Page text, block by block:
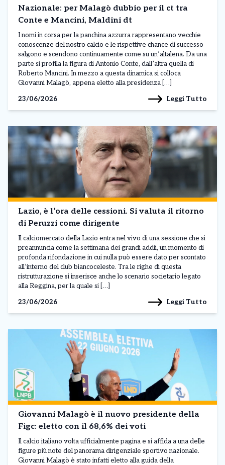
Nazionale: per Malagò dubbio per il ct tra
Conte e Mancini, Maldini dt
I nomi in corsa per la panchina azzurra rappresentano vecchie
conoscenze del nostro calcio e le rispettive chance di successo
salgono e scendono continuamente come su un’altalena. Da una
parte si profila la figura di Antonio Conte, dall’altra quella di
Roberto Mancini. In mezzo a questa dinamica si colloca
Giovanni Malagò, appena eletto alla presidenza […]
23/06/2026
Leggi Tutto
Lazio, è l’ora delle cessioni. Si valuta il ritorno
di Peruzzi come dirigente
Il calciomercato della Lazio entra nel vivo di una sessione che si
preannuncia come la settimana dei grandi addii, un momento di
profonda rifondazione in cui nulla può essere dato per scontato
all’interno del club biancoceleste. Tra le righe di questa
ristrutturazione si inserisce anche lo scenario societario legato
alla Reggina, per la quale si […]
23/06/2026
Leggi Tutto
Giovanni Malagò è il nuovo presidente della
Figc: eletto con il 68,6% dei voti
Il calcio italiano volta ufficialmente pagina e si affida a una delle
figure più note del panorama dirigenziale sportivo nazionale.
Giovanni Malagò è stato infatti eletto alla guida della